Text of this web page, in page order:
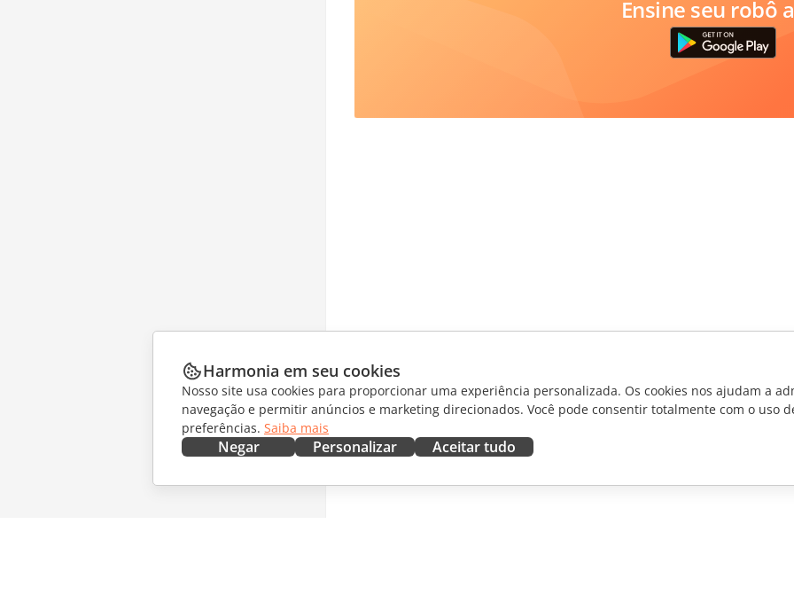
Ensine seu robô
Harmonia em seu cookies
Nosso site usa cookies para proporcionar uma experiência personalizada. Os cookies nos ajudam a
navegação e permitir anúncios e marketing direcionados. Você pode consentir totalmente com o uso
preferências. Saiba mais
Negar Personalizar Aceitar tudo